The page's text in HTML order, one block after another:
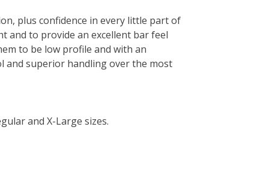
plus confidence in every little part of
and to provide an excellent bar feel
to be low profile and with an
and superior handling over the most
and X-Large sizes.